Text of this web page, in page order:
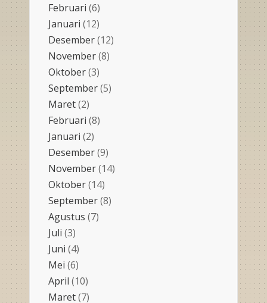
Februari (6)
Januari (12)
Desember(12)
November(8)
Oktober(3)
September(5)
Maret(2)
Februari (8)
Januari (2)
Desember(9)
November(14)
Oktober(14)
September(8)
Agustus (7)
Juli (3)
Juni (4)
Mei (6)
April (10)
Maret(7)